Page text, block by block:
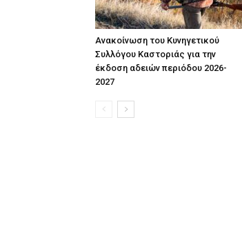
Ανακοίνωση του Κυνηγετικού
Συλλόγου Καστοριάς για την
έκδοση αδειών περιόδου 2026-
2027